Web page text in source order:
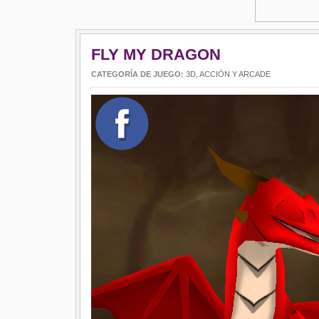
FLY MY DRAGON
CATEGORÍA DE JUEGO: 3D ACCIÓN Y ARCADE